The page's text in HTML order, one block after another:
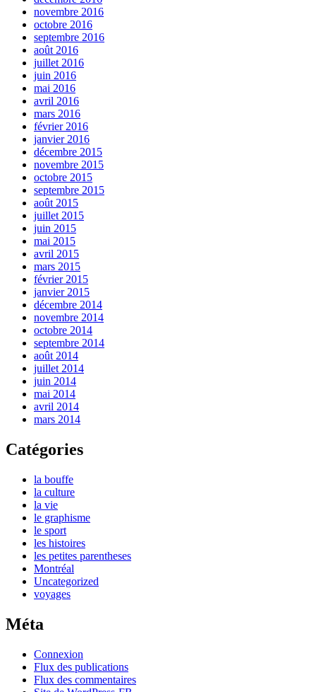
novembre 2016
octobre 2016
septembre 2016
août 2016
juillet 2016
juin 2016
mai 2016
avril 2016
mars 2016
février 2016
janvier 2016
décembre 2015
novembre 2015
octobre 2015
septembre 2015
août 2015
juillet 2015
juin 2015
mai 2015
avril 2015
mars 2015
février 2015
janvier 2015
décembre 2014
novembre 2014
octobre 2014
septembre 2014
août 2014
juillet 2014
juin 2014
mai 2014
avril 2014
mars 2014
Catégories
la bouffe
la culture
la vie
le graphisme
le sport
les histoires
les petites parentheses
Montréal
Uncategorized
voyages
Méta
Connexion
Flux des publications
Flux des commentaires